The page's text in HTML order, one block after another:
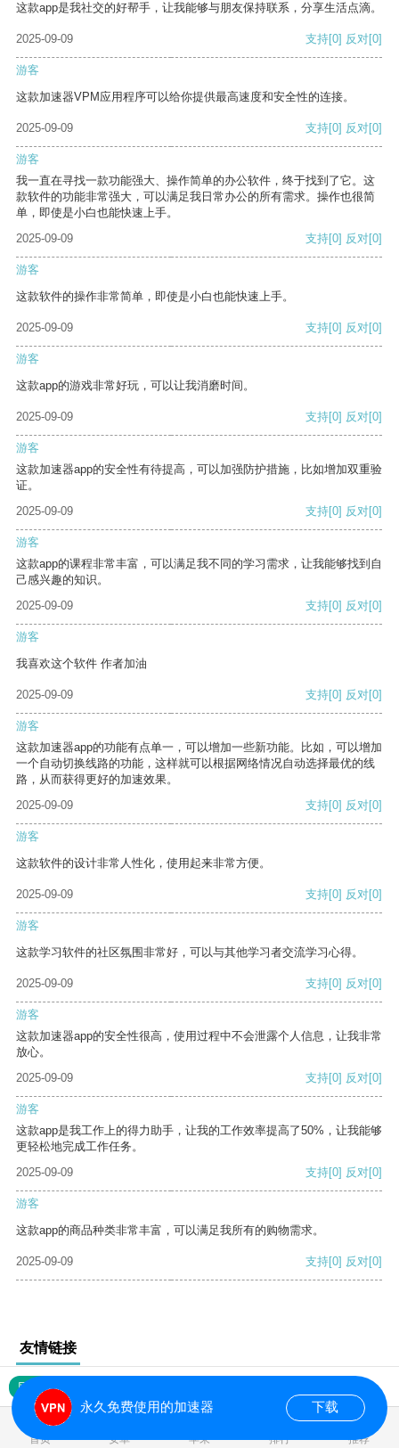
这款app是我社交的好帮手，让我能够与朋友保持联系，分享生活点滴。
2025-09-09 支持[0] 反对[0]
游客
这款加速器VPM应用程序可以给你提供最高速度和安全性的连接。
2025-09-09 支持[0] 反对[0]
游客
我一直在寻找一款功能强大、操作简单的办公软件，终于找到了它。这
款软件的功能非常强大，可以满足我日常办公的所有需求。操作也很简
单，即使是小白也能快速上手。
2025-09-09
支持[0] 反对[0]
游客
这款软件的操作非常简单，即使是小白也能快速上手。
2025-09-09 支持[0] 反对[0]
游客
这款app的游戏非常好玩，可以让我消磨时间。
2025-09-09 支持[0] 反对[0]
游客
这款加速器app的安全性有待提高，可以加强防护措施，比如增加双重验
证。
2025-09-09
支持[0] 反对[0]
游客
这款app的课程非常丰富，可以满足我不同的学习需求，让我能够找到自
己感兴趣的知识。
2025-09-09
支持[0] 反对[0]
游客
我喜欢这个软件 作者加油
2025-09-09 支持[0] 反对[0]
游客
这款加速器app的功能有点单一，可以增加一些新功能。比如，可以增加
一个自动切换线路的功能，这样就可以根据网络情况自动选择最优的线
路，从而获得更好的加速效果。
2025-09-09
支持[0] 反对[0]
游客
这款软件的设计非常人性化，使用起来非常方便。
2025-09-09 支持[0] 反对[0]
游客
这款学习软件的社区氛围非常好，可以与其他学习者交流学习心得。
2025-09-09 支持[0] 反对[0]
游客
这款加速器app的安全性很高，使用过程中不会泄露个人信息，让我非常
放心。
2025-09-09
支持[0] 反对[0]
游客
这款app是我工作上的得力助手，让我的工作效率提高了50%，让我能够
更轻松地完成工作任务。
2025-09-09
支持[0] 反对[0]
游客
这款app的商品种类非常丰富，可以满足我所有的购物需求。
2025-09-09 支持[0] 反对[0]
友情链接
网站地图
首页 安卓 苹果 排行 推荐
永久免费使用的加速器 下载
0.021354s